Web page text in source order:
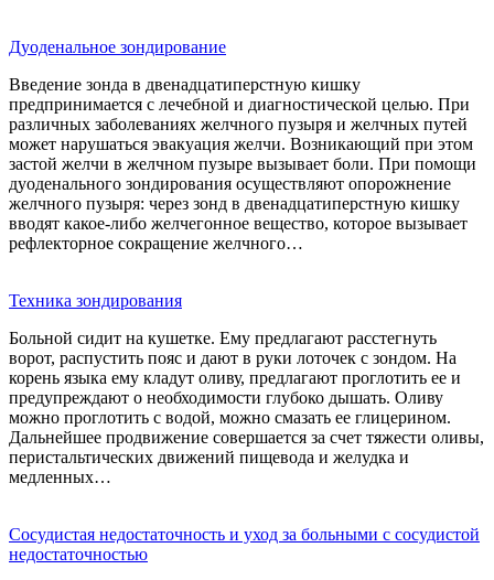
Дуоденальное зондирование
Введение зонда в двенадцатиперстную кишку
предпринимается с лечебной и диагностической целью. При
различных заболеваниях желчного пузыря и желчных путей
может нарушаться эвакуация желчи. Возникающий при этом
застой желчи в желчном пузыре вызывает боли. При помощи
дуоденального зондирования осуществляют опорожнение
желчного пузыря: через зонд в двенадцатиперстную кишку
вводят какое-либо желчегонное вещество, которое вызывает
рефлекторное сокращение желчного…
Техника зондирования
Больной сидит на кушетке. Ему предлагают расстегнуть
ворот, распустить пояс и дают в руки лоточек с зондом. На
корень языка ему кладут оливу, предлагают проглотить ее и
предупреждают о необходимости глубоко дышать. Оливу
можно проглотить с водой, можно смазать ее глицерином.
Дальнейшее продвижение совершается за счет тяжести оливы,
перистальтических движений пищевода и желудка и
медленных…
Сосудистая недостаточность и уход за больными с сосудистой
недостаточностью